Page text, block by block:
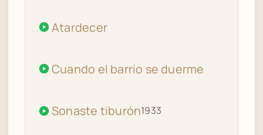
Atardecer
Cuando el barrio se duerme
Sonaste tiburón1933